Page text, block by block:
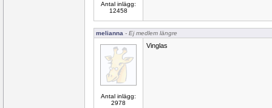
Antal inlägg:
12458
melianna - Ej medlem längre
Antal inlägg:
2978
Vinglas